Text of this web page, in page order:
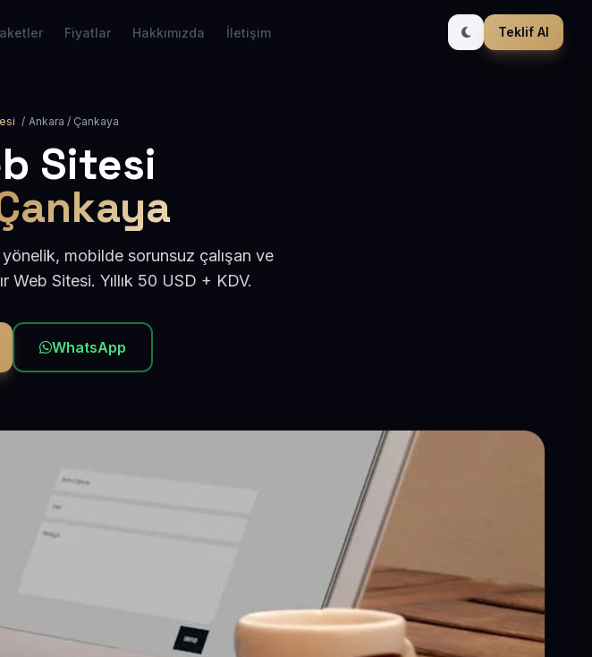
Fiyatlar Hakkımızda İletişim Teklif Al
/ Ankara / Çankaya
Sitesi
mobilde sorunsuz çalışan ve
Web Sitesi. Yıllık 50 USD + KDV.
WhatsApp